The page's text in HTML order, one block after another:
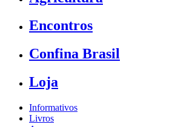
Encontros
Confina Brasil
Loja
Informativos
Livros